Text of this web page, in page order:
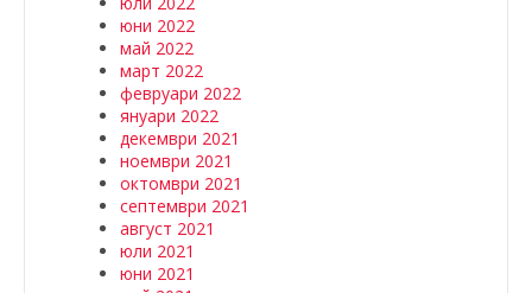
юни 2022
май 2022
март 2022
февруари 2022
януари 2022
декември 2021
ноември 2021
октомври 2021
септември 2021
август 2021
юли 2021
юни 2021